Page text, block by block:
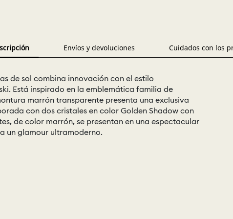
Envíos y devoluciones Cuidados con los
de sol combina innovación con el estilo
Está inspirado en la emblemática familia de
marrón transparente presenta una exclusiva
con dos cristales en color Golden Shadow con
de color marrón, se presentan en una espectacular
un glamour ultramoderno.